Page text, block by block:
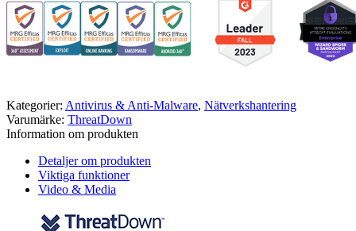
Kategorier: Antivirus & Anti-Malware, Nätverkshantering
Varumärke: ThreatDown
Information om produkten
Detaljer om produkten
Viktiga funktioner
Video & Media